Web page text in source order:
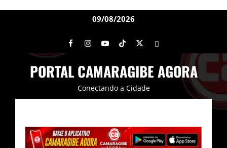
09/08/2026
PORTAL CAMARAGIBE AGORA
Conectando a Cidade